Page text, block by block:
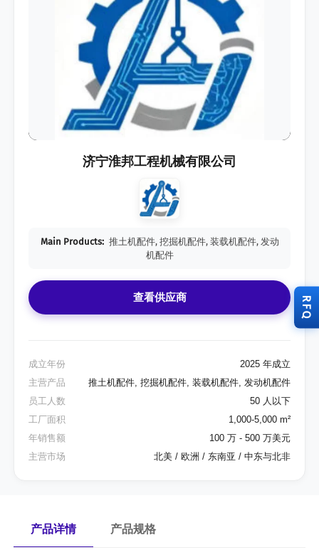
济宁淮邦工程机械有限公司
Main Products: 推土机配件, 挖掘机配件, 装载机配件, 发动
机配件
查看供应商
成立年份
2025 年成立
主营产品
推土机配件, 挖掘机配件, 装载机配件, 发动机配件
员工人数
50 人以下
工厂面积
1,000-5,000 m²
年销售额
100 万 - 500 万美元
主营市场
北美 / 欧洲 / 东南亚 / 中东与北非
产品详情 产品规格
RFQ